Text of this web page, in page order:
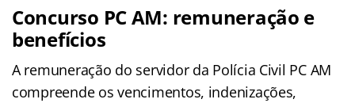
Concurso PC AM: remuneração e
benefícios
A remuneração do servidor da Polícia Civil PC AM
compreende os vencimentos, indenizações,